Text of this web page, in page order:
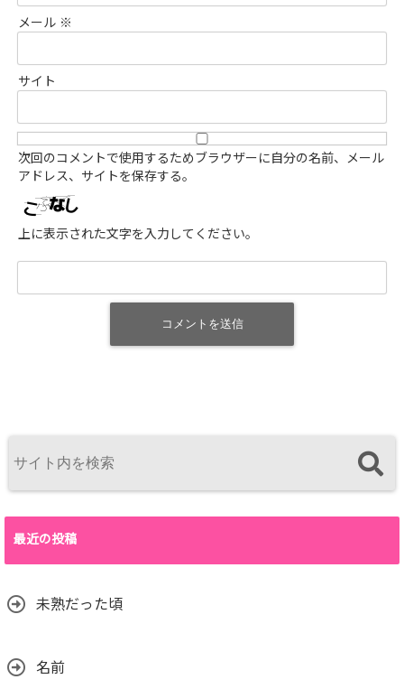
メール ※
サイト
次回のコメントで使用するためブラウザーに自分の名前、メール
アドレス、サイトを保存する。
上に表示された文字を入力してください。
最近の投稿
未熟だった頃
名前